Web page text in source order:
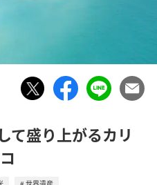
て盛り上がるカリ
世界遺産